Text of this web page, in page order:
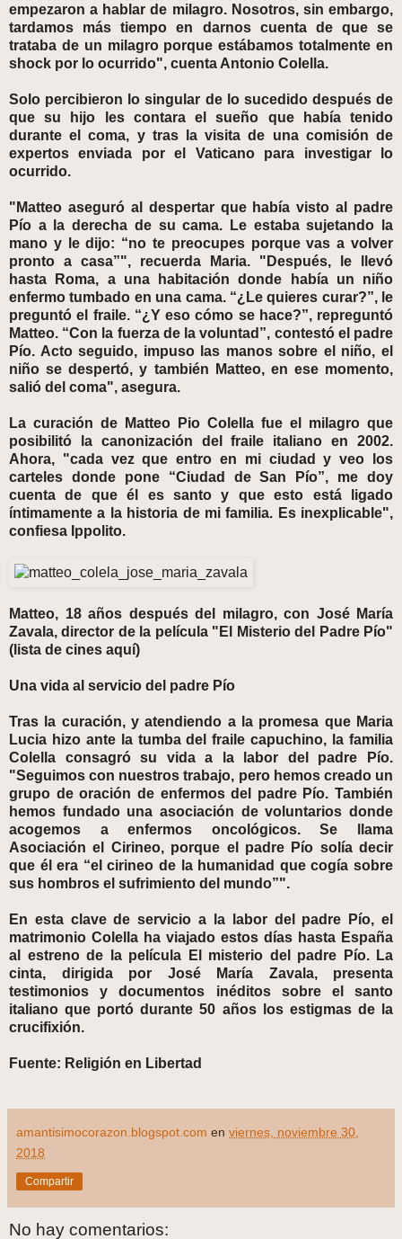
empezaron a hablar de milagro. Nosotros, sin embargo,
tardamos más tiempo en darnos cuenta de que se
trataba de un milagro porque estábamos totalmente en
shock por lo ocurrido", cuenta Antonio Colella.
Solo percibieron lo singular de lo sucedido después de
que su hijo les contara el sueño que había tenido
durante el coma, y tras la visita de una comisión de
expertos enviada por el Vaticano para investigar lo
ocurrido.
"Matteo aseguró al despertar que había visto al padre
Pío a la derecha de su cama. Le estaba sujetando la
mano y le dijo: “no te preocupes porque vas a volver
pronto a casa”", recuerda Maria. "Después, le llevó
hasta Roma, a una habitación donde había un niño
enfermo tumbado en una cama. “¿Le quieres curar?”, le
preguntó el fraile. “¿Y eso cómo se hace?”, repreguntó
Matteo. “Con la fuerza de la voluntad”, contestó el padre
Pío. Acto seguido, impuso las manos sobre el niño, el
niño se despertó, y también Matteo, en ese momento,
salió del coma", asegura.
La curación de Matteo Pio Colella fue el milagro que
posibilitó la canonización del fraile italiano en 2002.
Ahora, "cada vez que entro en mi ciudad y veo los
carteles donde pone “Ciudad de San Pío”, me doy
cuenta de que él es santo y que esto está ligado
íntimamente a la historia de mi familia. Es inexplicable",
confiesa Ippolito.
Matteo, 18 años después del milagro, con José María
Zavala, director de la película "El Misterio del Padre Pío"
(lista de cines aquí)
Una vida al servicio del padre Pío
Tras la curación, y atendiendo a la promesa que Maria
Lucia hizo ante la tumba del fraile capuchino, la familia
Colella consagró su vida a la labor del padre Pío.
"Seguimos con nuestros trabajo, pero hemos creado un
grupo de oración de enfermos del padre Pío. También
hemos fundado una asociación de voluntarios donde
acogemos a enfermos oncológicos. Se llama
Asociación el Cirineo, porque el padre Pío solía decir
que él era “el cirineo de la humanidad que cogía sobre
sus hombros el sufrimiento del mundo”".
En esta clave de servicio a la labor del padre Pío, el
matrimonio Colella ha viajado estos días hasta España
al estreno de la película El misterio del padre Pío. La
cinta, dirigida por José María Zavala, presenta
testimonios y documentos inéditos sobre el santo
italiano que portó durante 50 años los estigmas de la
crucifixión.
Fuente: Religión en Libertad
amantisimocorazon.blogspot.com en viernes, noviembre 30,
2018
Compartir
No hay comentarios: